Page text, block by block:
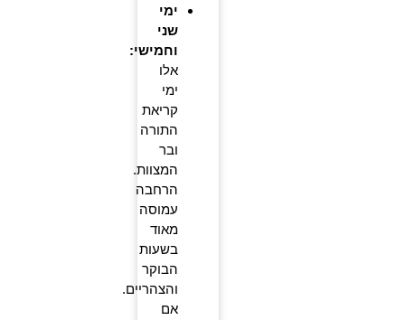
ימי
שני
וחמישי:
אלו
ימי
קריאת
התורה
ובר
המצוות.
הרחבה
עמוסה
מאוד
בשעות
הבוקר
והצהריים.
אם